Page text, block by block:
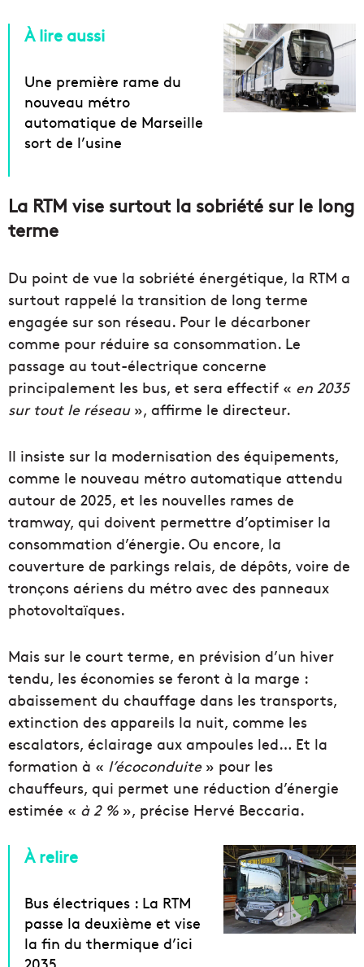
À lire aussi
Une première rame du
nouveau métro
automatique de Marseille
sort de l’usine
La RTM vise surtout la sobriété sur le long
terme
Du point de vue la sobriété énergétique, la RTM a
surtout rappelé la transition de long terme
engagée sur son réseau. Pour le décarboner
comme pour réduire sa consommation. Le
passage au tout-électrique concerne
principalement les bus, et sera effectif « en 2035
sur tout le réseau», affirme le directeur.
Il insiste sur la modernisation des équipements,
comme le nouveau métro automatique attendu
autour de 2025, et les nouvelles rames de
tramway, qui doivent permettre d’optimiser la
consommation d’énergie. Ou encore, la
couverture de parkings relais, de dépôts, voire de
tronçons aériens du métro avec des panneaux
photovoltaïques.
Mais sur le court terme, en prévision d’un hiver
tendu, les économies se feront à la marge :
abaissement du chauffage dans les transports,
extinction des appareils la nuit, comme les
escalators, éclairage aux ampoules led… Et la
formation à « l’écoconduite» pour les
chauffeurs, qui permet une réduction d’énergie
estimée « à 2 % », précise Hervé Beccaria.
À relire
Bus électriques : La RTM
passe la deuxième et vise
la fin du thermique d’ici